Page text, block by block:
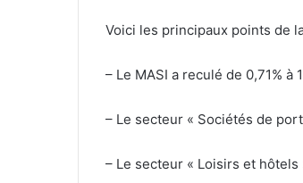
Voici les principaux points de
– Le MASI a reculé de 0,71% à
– Le secteur « Sociétés de
– Le secteur « Loisirs et